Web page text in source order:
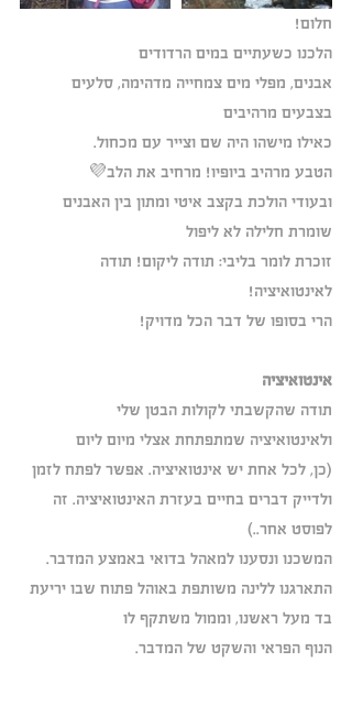
חלום!
הלכנו כשעתיים במים הרדודים
אבנים, מפלי מים צמחייה מדהימה, סלעים
בצבעים מרהיבים
כאילו מישהו היה שם וצייר עם מכחול.
הטבע מרהיב ביופיו! מרחיב את הלב💜
ובעודי הולכת בקצב איטי ומתון בין האבנים
שומרת חלילה לא ליפול
זוכרת לומר בליבי: תודה ליקום! תודה
לאינטואיציה!
הרי בסופו של דבר הכל מדויק!
אינטואיציה
תודה שהקשבתי לקולות הבטן שלי
ולאינטואיציה שמתפתחת אצלי מיום ליום
(כן, לכל אחת יש אינטואיציה. אפשר לפתח לזמן
ולדייק דברים בחיים בעזרת האינטואיציה. זה
לפוסט אחר..)
המשכנו ונסענו למאהל בדואי באמצע המדבר.
התארגנו ללינה משותפת באוהל פתוח שבו יריעת
בד מעל ראשנו, וממול משתקף לו
הנוף הפראי והשקט של המדבר.